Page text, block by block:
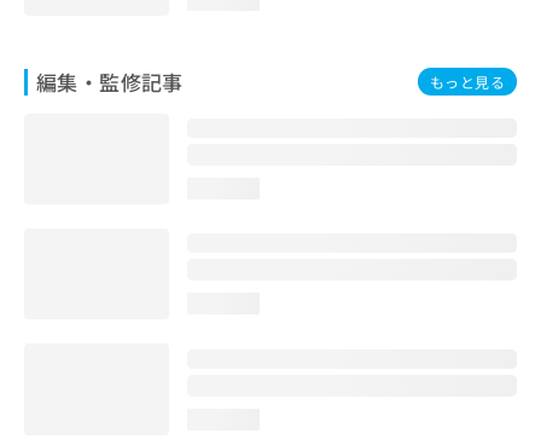
編集・監修記事 もっと見る